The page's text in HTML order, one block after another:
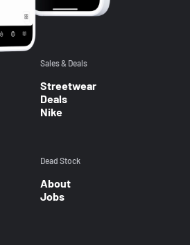
Sales & Deals
Streetwear
Deals
Nike
Dead Stock
About
Jobs